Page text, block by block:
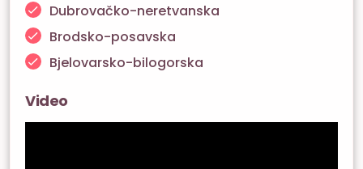
Dubrovačko-neretvanska
Brodsko-posavska
Bjelovarsko-bilogorska
Video